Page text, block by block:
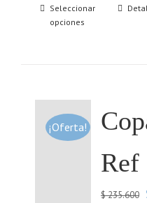
Seleccionar
opciones
¡Oferta!
Ref
$235.600